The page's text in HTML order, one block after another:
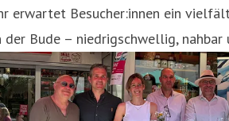
erwartet Besucher:innen ein
der Bude – niedrigschwellig,